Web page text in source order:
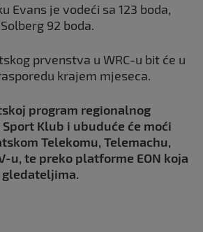
Evans je vodeći sa 123 boda,
92 boda.
prvenstva u WRC-u bit će u
krajem mjeseca.
program regionalnog
Klub i ubuduće će moći
Telekomu, Telemachu,
u, te preko platforme EON koja